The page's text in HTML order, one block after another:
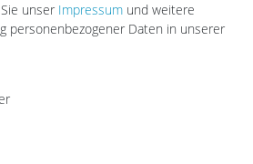
unser Impressum und weitere
personenbezogener Daten in unserer